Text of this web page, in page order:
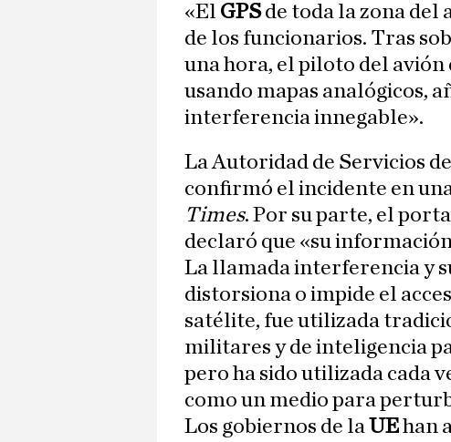
«El GPSde toda la zona del
de los funcionarios. Tras
una hora, el piloto del
usando mapas analógicos,
interferencia innegable».
La Autoridad de Servicios
confirmó el incidente en
Times. Por su parte, el
declaró que «su
La llamada interferencia y
distorsiona o impide el
satélite, fue utilizada
militares y de inteligencia
pero ha sido utilizada cada
como un medio para
Los gobiernos de laUEhan